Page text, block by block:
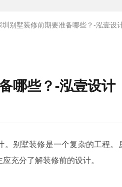
圳别墅装修前期要准备哪些？-泓壹设
哪些？-泓壹设计
别墅装修是一个复杂的工程
充分了解装修前的设计。